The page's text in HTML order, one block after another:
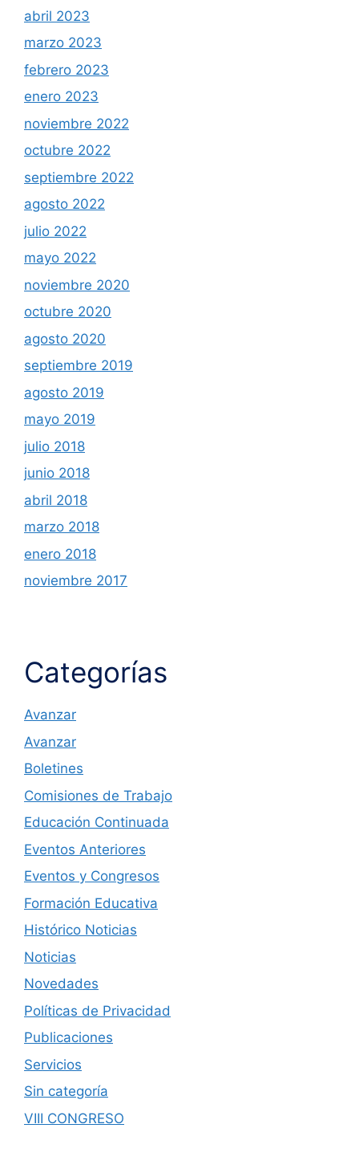
abril 2023
marzo 2023
febrero 2023
enero 2023
noviembre 2022
octubre 2022
septiembre 2022
agosto 2022
julio 2022
mayo 2022
noviembre 2020
octubre 2020
agosto 2020
septiembre 2019
agosto 2019
mayo 2019
julio 2018
junio 2018
abril 2018
marzo 2018
enero 2018
noviembre 2017
Categorías
Avanzar
Avanzar
Boletines
Comisiones de Trabajo
Educación Continuada
Eventos Anteriores
Eventos y Congresos
Formación Educativa
Histórico Noticias
Noticias
Novedades
Políticas de Privacidad
Publicaciones
Servicios
Sin categoría
VIII CONGRESO